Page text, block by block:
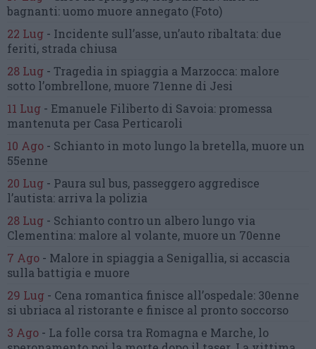
bagnanti:uomo muore annegato (Foto)
22 Lug - Incidente sull’asse, un’auto ribaltata: due
feriti, strada chiusa
28 Lug - Tragedia in spiaggia a Marzocca: malore
sotto l’ombrellone, muore 71enne di Jesi
11 Lug - Emanuele Filiberto di Savoia: promessa
mantenuta per Casa Perticaroli
10 Ago - Schianto in moto lungo la bretella, muore un
55enne
20 Lug - Paura sul bus, passeggero aggredisce
l’autista: arriva la polizia
28 Lug - Schianto contro un albero lungo via
Clementina: malore al volante, muore un 70enne
7 Ago - Malore in spiaggia a Senigallia, si accascia
sulla battigia e muore
29 Lug - Cena romantica finisce all’ospedale: 30enne
si ubriaca al ristorante e finisce al pronto soccorso
3 Ago - La folle corsa tra Romagna e Marche, lo